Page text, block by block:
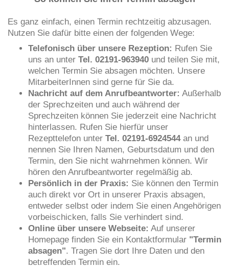
Es ganz einfach, einen Termin rechtzeitig abzusagen.
Nutzen Sie dafür bitte einen der folgenden Wege:
Telefonisch über unsere Rezeption: Rufen Sie
uns an unter Tel. 02191-963940 und teilen Sie mit,
welchen Termin Sie absagen möchten. Unsere
MitarbeiterInnen sind gerne für Sie da.
Nachricht auf dem Anrufbeantworter: Außerhalb
der Sprechzeiten und auch während der
Sprechzeiten können Sie jederzeit eine Nachricht
hinterlassen. Rufen Sie hierfür unser
Rezepttelefon unter Tel. 02191-6924544an und
nennen Sie Ihren Namen, Geburtsdatum und den
Termin, den Sie nicht wahrnehmen können. Wir
hören den Anrufbeantworter regelmäßig ab.
Persönlich in der Praxis: Sie können den Termin
auch direkt vor Ort in unserer Praxis absagen,
entweder selbst oder indem Sie einen Angehörigen
vorbeischicken, falls Sie verhindert sind.
Online über unsere Webseite: Auf unserer
Homepage finden Sie ein Kontaktformular "Termin
absagen". Tragen Sie dort Ihre Daten und den
betreffenden Termin ein.